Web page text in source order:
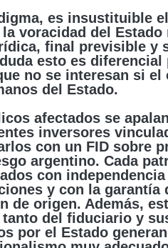
es insustituible
voracidad del
final previsible y
esto es
no se interesan si
del Estado.
afectados se
inversores
con un FID sobre
argentino. Cada
con
y con la garantía
de origen. Además,
del fiduciario y
por el Estado